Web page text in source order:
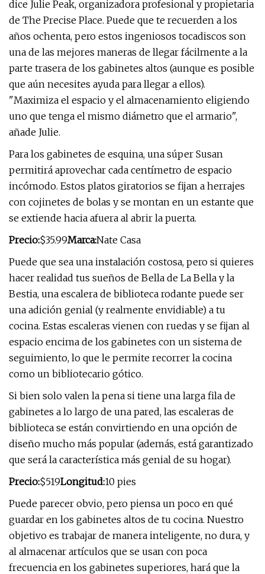
dice Julie Peak, organizadora profesional y propietaria
de The Precise Place. Puede que te recuerden a los
años ochenta, pero estos ingeniosos tocadiscos son
una de las mejores maneras de llegar fácilmente a la
parte trasera de los gabinetes altos (aunque es posible
que aún necesites ayuda para llegar a ellos).
"Maximiza el espacio y el almacenamiento eligiendo
uno que tenga el mismo diámetro que el armario",
añade Julie.
Para los gabinetes de esquina, una súper Susan
permitirá aprovechar cada centímetro de espacio
incómodo. Estos platos giratorios se fijan a herrajes
con cojinetes de bolas y se montan en un estante que
se extiende hacia afuera al abrir la puerta.
Precio:$35.99Marca:Nate Casa
Puede que sea una instalación costosa, pero si quieres
hacer realidad tus sueños de Bella de La Bella y la
Bestia, una escalera de biblioteca rodante puede ser
una adición genial (y realmente envidiable) a tu
cocina. Estas escaleras vienen con ruedas y se fijan al
espacio encima de los gabinetes con un sistema de
seguimiento, lo que le permite recorrer la cocina
como un bibliotecario gótico.
Si bien solo valen la pena si tiene una larga fila de
gabinetes a lo largo de una pared, las escaleras de
biblioteca se están convirtiendo en una opción de
diseño mucho más popular (además, está garantizado
que será la característica más genial de su hogar).
Precio:$519Longitud:10 pies
Puede parecer obvio, pero piensa un poco en qué
guardar en los gabinetes altos de tu cocina. Nuestro
objetivo es trabajar de manera inteligente, no dura, y
al almacenar artículos que se usan con poca
frecuencia en los gabinetes superiores, hará que la